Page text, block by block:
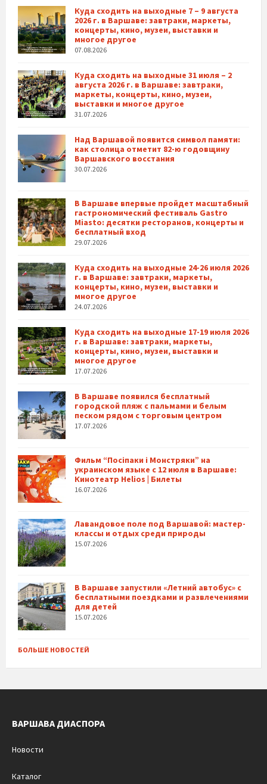
Куда сходить на выходные 7 – 9 августа
2026 г. в Варшаве: завтраки, маркеты,
концерты, кино, музеи, выставки и
многое другое
07.08.2026
Куда сходить на выходные 31 июля – 2
августа 2026 г. в Варшаве: завтраки,
маркеты, концерты, кино, музеи,
выставки и многое другое
31.07.2026
Над Варшавой появится символ памяти:
как столица отметит 82-ю годовщину
Варшавского восстания
30.07.2026
В Варшаве впервые пройдет масштабный
гастрономический фестиваль Gastro
Miasto: десятки ресторанов, концерты и
бесплатный вход
29.07.2026
Куда сходить на выходные 24-26 июля 2026
г. в Варшаве: завтраки, маркеты,
концерты, кино, музеи, выставки и
многое другое
24.07.2026
Куда сходить на выходные 17-19 июля 2026
г. в Варшаве: завтраки, маркеты,
концерты, кино, музеи, выставки и
многое другое
17.07.2026
В Варшаве появился бесплатный
городской пляж с пальмами и белым
песком рядом с торговым центром
17.07.2026
Фильм “Посіпаки і Монстряки” на
украинском языке с 12 июля в Варшаве:
Кинотеатр Helios | Билеты
16.07.2026
Лавандовое поле под Варшавой: мастер-
классы и отдых среди природы
15.07.2026
В Варшаве запустили «Летний автобус» с
бесплатными поездками и развлечениями
для детей
15.07.2026
БОЛЬШЕ НОВОСТЕЙ
ВАРШАВА ДИАСПОРА
Новости
Каталог